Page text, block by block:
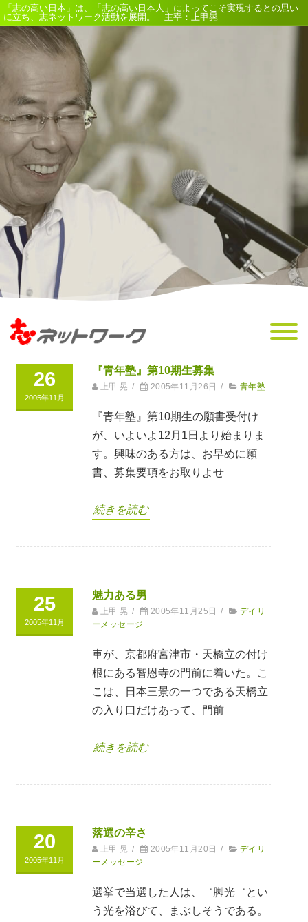
「志の高い日本」は、「志の高い日本人」によってこそ実現するとの思い
に立ち、志ネットワーク活動を展開。 主宰：上甲晃
26
2005年11月
『青年塾』第10期生募集
上甲 晃 / 2005年11月26日 / 青年塾
『青年塾』第10期生の願書受付け
が、いよいよ12月1日より始まりま
す。興味のある方は、お早めに願
書、募集要項をお取りよせ
続きを読む
25
2005年11月
魅力ある男
上甲 晃 / 2005年11月25日 /
デイリ
ーメッセージ
車が、京都府宮津市・天橋立の付け
根にある智恩寺の門前に着いた。こ
こは、日本三景の一つである天橋立
の入り口だけあって、門前
続きを読む
20
2005年11月
落選の辛さ
上甲 晃 / 2005年11月20日 /
デイリ
ーメッセージ
選挙で当選した人は、゛脚光゛とい
う光を浴びて、まぶしそうである。